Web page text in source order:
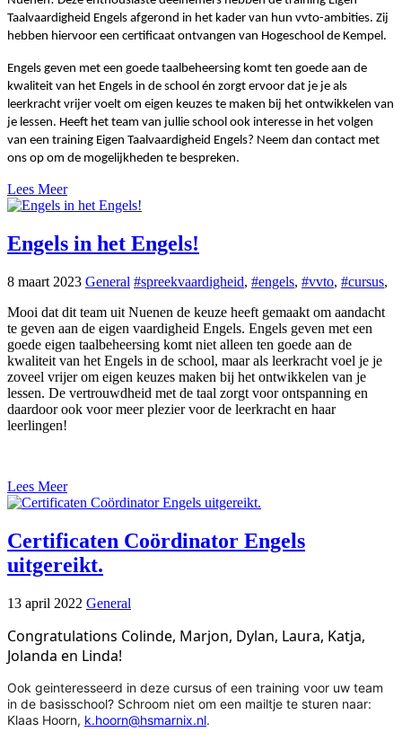
Taalvaardigheid Engels afgerond in het kader van hun vvto-ambities. Zij
hebben hiervoor een certificaat ontvangen van Hogeschool de Kempel.
Engels geven met een goede taalbeheersing komt ten goede aan de
kwaliteit van het Engels in de school én zorgt ervoor dat je je als
leerkracht vrijer voelt om eigen keuzes te maken bij het ontwikkelen van
je lessen. Heeft het team van jullie school ook interesse in het volgen
van een training Eigen Taalvaardigheid Engels? Neem dan contact met
ons op om de mogelijkheden te bespreken.
Lees Meer
Engels in het Engels!
8 maart 2023 General #spreekvaardigheid, #engels, #vvto, #cursus,
Mooi dat dit team uit Nuenen de keuze heeft gemaakt om aandacht
te geven aan de eigen vaardigheid Engels. Engels geven met een
goede eigen taalbeheersing komt niet alleen ten goede aan de
kwaliteit van het Engels in de school, maar als leerkracht voel je je
zoveel vrijer om eigen keuzes maken bij het ontwikkelen van je
lessen. De vertrouwdheid met de taal zorgt voor ontspanning en
daardoor ook voor meer plezier voor de leerkracht en haar
leerlingen!
Lees Meer
Certificaten Coördinator Engels
uitgereikt.
13 april 2022 General
Congratulations Colinde, Marjon, Dylan, Laura, Katja,
Jolanda en Linda!
Ook geinteresseerd in deze cursus of een training voor uw team
in de basisschool? Schroom niet om een mailtje te sturen naar:
Klaas Hoorn, k.hoorn@hsmarnix.nl.